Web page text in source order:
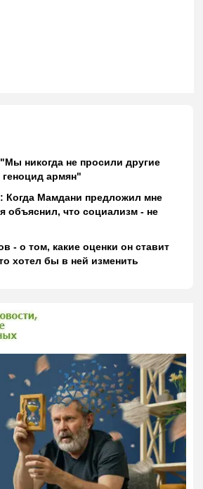
никогда не просили другие
армян"
Когда Мамдани предложил мне
объяснил, что социализм - не
- о том, какие оценки он ставит
хотел бы в ней изменить